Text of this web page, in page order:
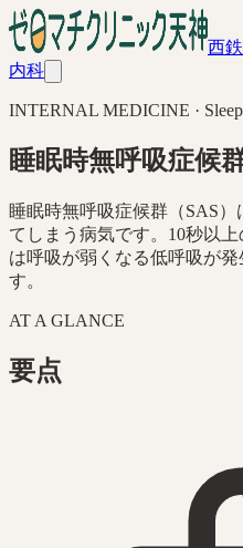
西
内科
INTERNAL MEDICINE ·
睡眠時無呼吸症候
睡眠時無呼吸症候群（SAS
てしまう病気です。10秒以
は呼吸が弱くなる低呼吸が
す。
AT A GLANCE
要点